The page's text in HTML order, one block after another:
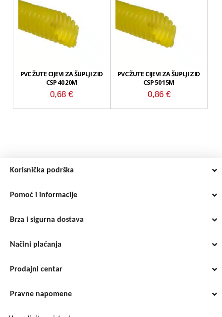
PVC ŽUTE CIJEVI ZA ŠUPLJI ZID
CSP 40 20M
0,68€
PVC ŽUTE CIJEVI ZA ŠUPLJI ZID
CSP 50 15M
0,86 €
Korisnička podrška
Pomoć i informacije
Brza i sigurna dostava
Načini plaćanja
Prodajni centar
Pravne napomene